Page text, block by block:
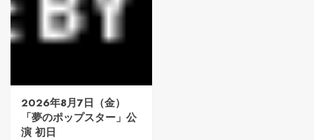
2026年8月7日（金）
「夢のポップスター」公
演 初日